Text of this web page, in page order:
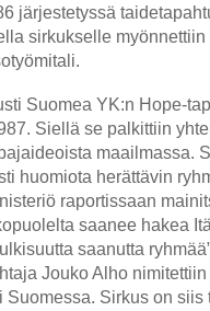
järjestetyssä
sirkukselle
Suomea YK:n Hope-
Siellä se palkittiin
maailmassa.
huomiota herättävin
raportissaan
saanee hakea
saanutta
Jouko Alho
Suomessa. Sirkus on siis